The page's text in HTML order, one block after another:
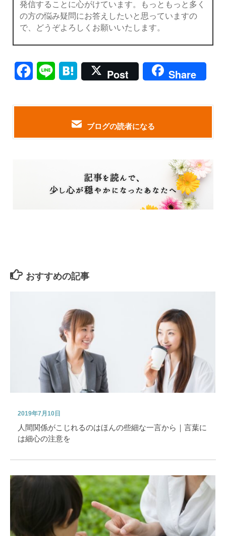
発信することに心がけています。もっともっと多く
の方の悩み疑問にお答えしたいと思っていますの
で、どうぞよろしくお願いいたします。
Facebook
Line Hatena
Post Share
ブログの読者になる
おすすめの記事
2019年7月10日
人間関係がこじれるのはほんの些細な一言から｜言葉に
は細心の注意を